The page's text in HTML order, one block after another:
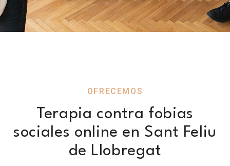
OFRECEMOS
Terapia contra fobias
sociales online en Sant Feliu
de Llobregat